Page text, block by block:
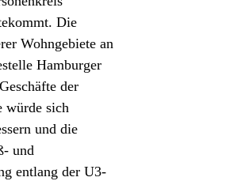
Die
Wohngebiete an
Hamburger
der
würde sich
und die
und
entlang der U3-